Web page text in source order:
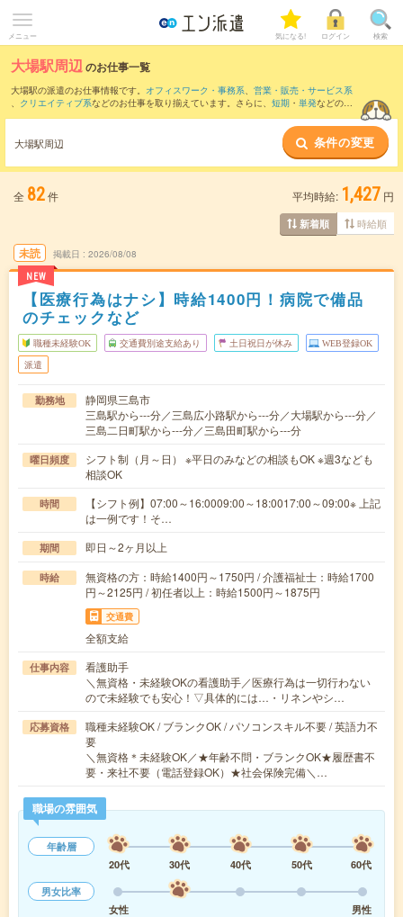
メニュー 気になる! ログイン 検索
大場駅周辺のお仕事一覧
大場駅の派遣のお仕事情報です。 オフィスワーク・事務系、 営業・販売・サービス系
、 クリエイティブ系などのお仕事を取り揃えています。さらに、 短期 ・ 単発などの期
また、沼津駅
など近隣駅のお仕事もご
確認いただけます。
大場駅周辺 条件の変更
全 82件 平均時給: 1,427 円
新着順 時給順
未読
NEW
掲載日 2026/08/08
【医療行為はナシ】時給1400円！病院で備品
のチェックなど
職種未経験OK 交通費別途支給あり 土日祝日が休み WEB登録OK
派遣
勤務地
静岡県三島市
三島駅から---分／三島広小路駅から---分／大場駅から---分／
三島二日町駅から---分／三島田町駅から---分
曜日頻度
シフト制（月～日） ※平日のみなどの相談もOK ※週3なども
相談OK
時間
【シフト例】07:00～16:0009:00～18:0017:00～09:00※ 上記
は一例です！そ…
期間 即日～2ヶ月以上
時給
無資格の方：時給1400円～1750円 / 介護福祉士：時給1700
円～2125円 / 初任者以上：時給1500円～1875円
交通費
全額支給
仕事内容
看護助手
＼無資格・未経験OKの看護助手／医療行為は一切行わない
ので未経験でも安心！▽具体的には…・リネンやシ…
応募資格
職種未経験OK / ブランクOK / パソコンスキル不要 / 英語力不
要
＼無資格＊未経験OK／★年齢不問・ブランクOK★履歴書不
要・来社不要（電話登録OK）★社会保険完備＼…
職場の雰囲気
年齢層
20代
30代 40代 50代
60代
男女比率
女性
男性